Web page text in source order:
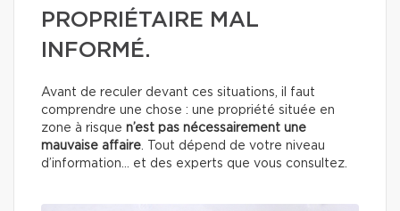
PROPRIÉTAIRE MAL
INFORMÉ.
Avant de reculer devant ces situations, il faut
comprendre une chose : une propriété située en
zone à risque n’est pas nécessairement une
mauvaise affaire. Tout dépend de votre niveau
d’information… et des experts que vous consultez.